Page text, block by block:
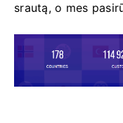
srautą, o mes